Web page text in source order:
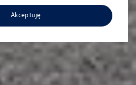
Akceptuję